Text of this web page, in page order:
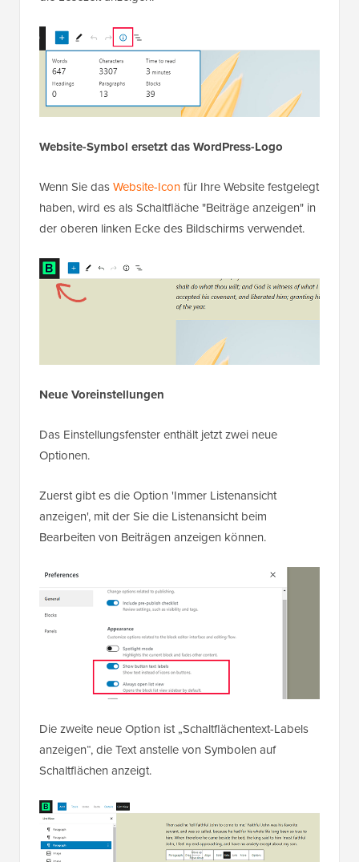
Website-Symbol ersetzt das WordPress-Logo
Wenn Sie dasWebsite-Iconfür Ihre Website festgelegt
haben, wird es als Schaltfläche "Beiträge anzeigen" in
der oberen linken Ecke des Bildschirms verwendet.
Neue Voreinstellungen
Das Einstellungsfenster enthält jetzt zwei neue
Optionen.
Zuerst gibt es die Option 'Immer Listenansicht
anzeigen', mit der Sie die Listenansicht beim
Bearbeiten von Beiträgen anzeigen können.
Die zweite neue Option ist „Schaltflächentext-Labels
anzeigen“, die Text anstelle von Symbolen auf
Schaltflächen anzeigt.